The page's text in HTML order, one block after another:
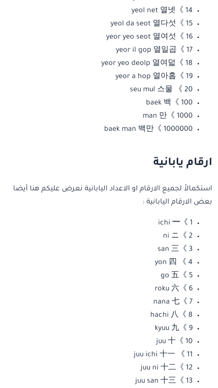
14 》yeol net 열넷
15 》yeol da seot 열다섯
16 》yeor yeo seot 열여섯
17 》yeor il gop 열일곱
18 》yeor yeo deolp 열여덟
19 》yeor a hop 열아홉
20 》 seu mul 스물
100 》baek 백
1000 》man 만
1000000 》baek man 백만
ارقام يابانية
استكمالاً لجميع الارقام او الاعداد اليابانية نعرض عليكم هنا أيضا
بعض الارقام اليابانية :
1 》ichi
一
2 》ni ニ
3 》san 三
4 》 yon 四
5 》go 五
6 》roku 六
7 》nana 七
8 》hachi 八
9 》kyuu 九
10 》juu 十
11 》 juu ichi 十一
12 》juu ni 十二
13 》juu san 十三